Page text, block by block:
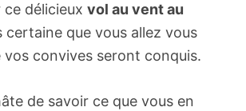
ce délicieux vol au vent au
certaine que vous allez vous
vos convives seront conquis.
de savoir ce que vous en